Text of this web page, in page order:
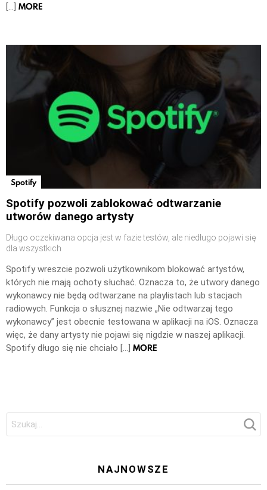
[…] MORE
Spotify
Spotify pozwoli zablokować odtwarzanie
utworów danego artysty
Długo oczekiwana opcja jest w fazie testów, ale niedługo pojawi się
dla wszystkich
Spotify wreszcie pozwoli użytkownikom blokować artystów,
których nie mają ochoty słuchać. Oznacza to, że utwory danego
wykonawcy nie będą odtwarzane na playlistach lub stacjach
radiowych. Funkcja o słusznej nazwie „Nie odtwarzaj tego
wykonawcy” jest obecnie testowana w aplikacji na iOS. Oznacza
więc, że dany artysty nie pojawi się nigdzie w naszej aplikacji.
Spotify długo się nie chciało […] MORE
NAJNOWSZE